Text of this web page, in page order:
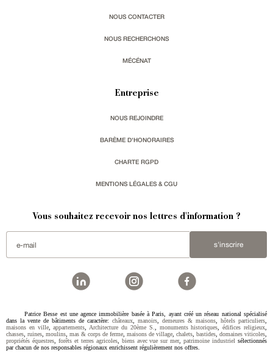
NOUS CONTACTER
NOUS RECHERCHONS
MÉCÉNAT
Entreprise
NOUS REJOINDRE
BARÈME D'HONORAIRES
CHARTE RGPD
MENTIONS LÉGALES & CGU
Vous souhaitez recevoir nos lettres d'information ?
s'inscrire
Patrice Besse est une agence immobilière basée à Paris, ayant créé un réseau national spécialisé
dans la vente de bâtiments de caractère: châteaux, manoirs, demeures & maisons, hôtels particuliers,
maisons en ville,appartements,Architecture du 20ème S., monuments historiques,édifices religieux,
chasses, ruines, moulins, mas & corps de ferme, maisons de village, chalets, bastides, domaines viticoles,
propriétés équestres, forêts et terres agricoles, biens avec vue sur mer,patrimoine industriel sélectionnés
par chacun de nos responsables régionaux enrichissent régulièrement nos offres.